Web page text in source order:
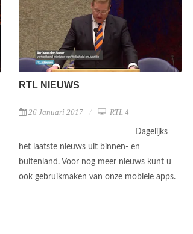
RTL NIEUWS
26 Januari 2017 RTL 4
Dagelijks
het laatste nieuws uit binnen- en
buitenland. Voor nog meer nieuws kunt u
ook gebruikmaken van onze mobiele apps.